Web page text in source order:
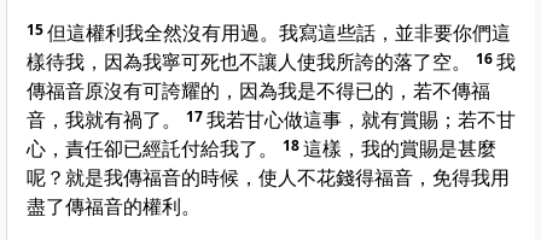
15但這權利我全然沒有用過。我寫這些話，並非要你們這
樣待我，因為我寧可死也不讓人使我所誇的落了空。
16我
傳福音原沒有可誇耀的，因為我是不得已的，若不傳福
音，我就有禍了。
17我若甘心做這事，就有賞賜；若不甘
心，責任卻已經託付給我了。
18這樣，我的賞賜是甚麼
呢？就是我傳福音的時候，使人不花錢得福音，免得我用
盡了傳福音的權利。